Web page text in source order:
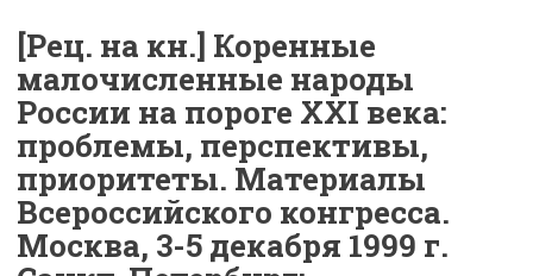
[Рец. на кн.] Коренные
малочисленные народы
России на пороге XXI века:
проблемы, перспективы,
приоритеты. Материалы
Всероссийского конгресса.
Москва, 3-5 декабря 1999 г.